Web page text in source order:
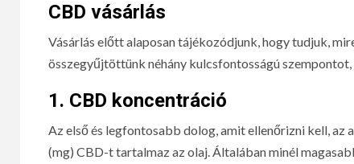
CBD vásárlás
Vásárlás előtt alaposan tájékozódjunk, hogy tudjuk,
összegyűjtöttünk néhány kulcsfontosságú
1. CBD koncentráció
Az első és legfontosabb dolog, amit ellenőrizni kell,
(mg) CBD-t tartalmaz az olaj. Általában minél